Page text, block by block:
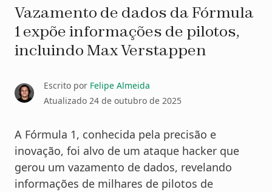
Vazamento de dados da Fórmula
1 expõe informações de pilotos,
incluindo Max Verstappen
Escrito por Felipe Almeida
Atualizado 24 de outubro de 2025
A Fórmula 1, conhecida pela precisão e
inovação, foi alvo de um ataque hacker que
gerou um vazamento de dados, revelando
informações de milhares de pilotos de